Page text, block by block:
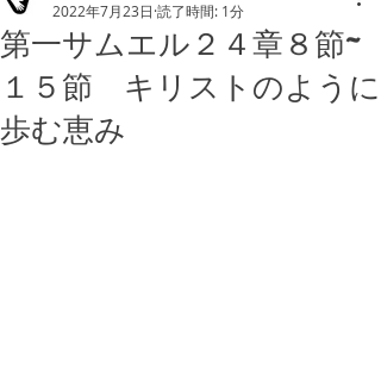
第一サムエル２４章８節~
１５節 キリストのように
歩む恵み
2022年7月23日 読了時間: 1分